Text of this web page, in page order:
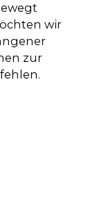
wir
zur